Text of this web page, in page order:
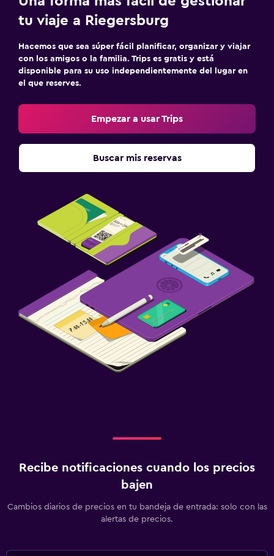
tu viaje a Riegersburg
Hacemos que sea súper fácil planificar, organizar y viajar
con los amigos o la familia. Trips es gratis y está
disponible para su uso independientemente del lugar en
el que reserves.
Empezar a usar Trips
Buscar mis reservas
Recibe notificaciones cuando los precios
bajen
Cambios diarios de precios en tu bandeja de entrada: solo con las
alertas de precios.